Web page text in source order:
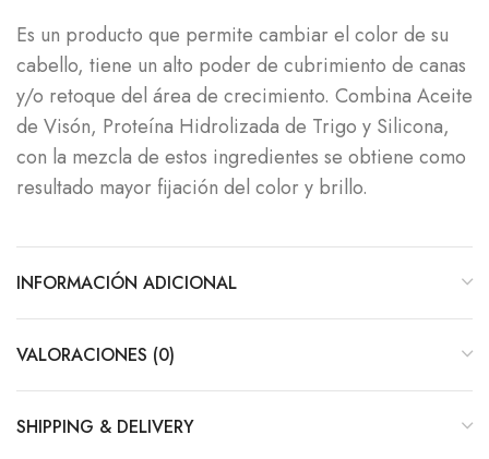
Es un producto que permite cambiar el color de su
cabello, tiene un alto poder de cubrimiento de canas
y/o retoque del área de crecimiento. Combina Aceite
de Visón, Proteína Hidrolizada de Trigo y Silicona,
con la mezcla de estos ingredientes se obtiene como
resultado mayor fijación del color y brillo.
INFORMACIÓN ADICIONAL
VALORACIONES (0)
SHIPPING & DELIVERY